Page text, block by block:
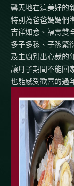
馨天地在這美好的
特別為爸爸媽媽們
吉祥如意、福壽雙
多子多孫、子孫繁
及主廚別出心裁的
讓月子期間不能回
也能感受歡喜的過